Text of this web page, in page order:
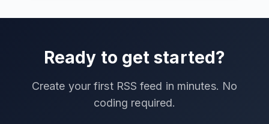
Ready to get started?
Create your first RSS feed in minutes. No
coding required.